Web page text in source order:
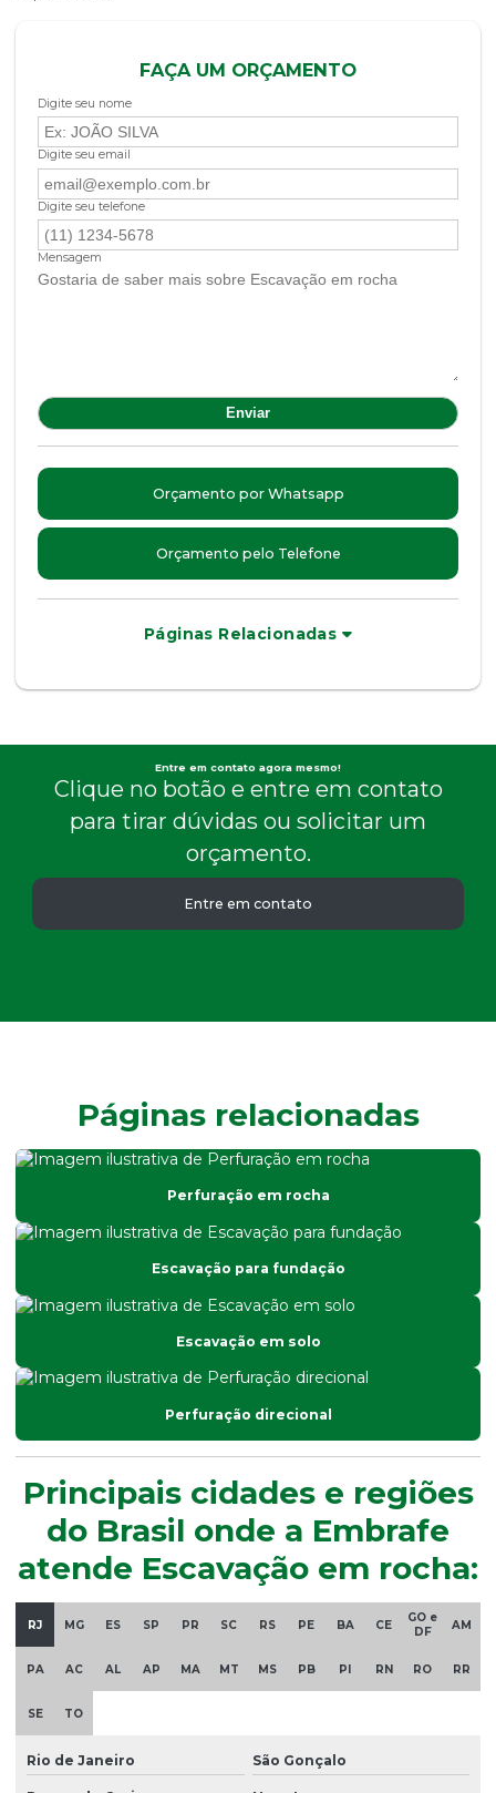
FAÇA UM ORÇAMENTO
Digite seu nome
Digite seu email
Digite seu telefone
Mensagem
Orçamento por Whatsapp
Orçamento pelo Telefone
Páginas Relacionadas
Entre em contato agora mesmo!
Clique no botão e entre em contato
para tirar dúvidas ou solicitar um
orçamento.
Entre em contato
Páginas relacionadas
Perfuração em rocha
Escavação para fundação
Escavação em solo
Perfuração direcional
Principais cidades e regiões
do Brasil onde a Embrafe
atende Escavação em rocha:
RJ MG ES SP PR SC RS PE BA CE
GO e
DF
AM
PA AC AL AP MA MT MS PB PI RN RO RR
SE TO
Rio de Janeiro São Gonçalo